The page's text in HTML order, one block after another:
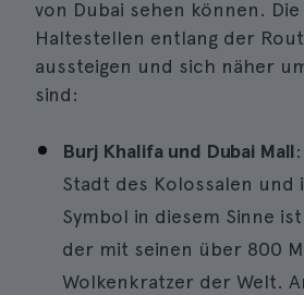
von Dubai sehen können.
Haltestellen entlang der
aussteigen und sich näher
sind:
Burj Khalifa und Dubai Mall
Stadt des Kolossalen und
Symbol in diesem Sinne
der mit seinen über 800
Wolkenkratzer der Welt.